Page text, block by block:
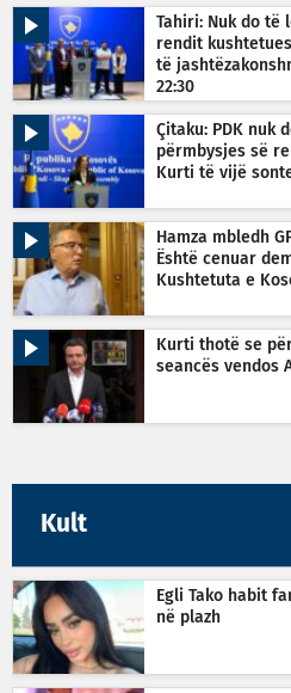
Tahiri: Nuk do të
rendit
të
22:30
Çitaku: PDK nuk
përmbysjes së
Kurti të vijë
Hamza mbledh
Është cenuar
Kushtetuta e
Kurti thotë se
seancës vendos
Kult
Egli Tako habit
në plazh